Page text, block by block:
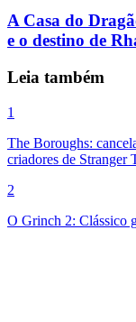
A Casa do
e o destino de
Leia também
1
The Boroughs:
criadores de Stranger
2
O Grinch 2: Clássico